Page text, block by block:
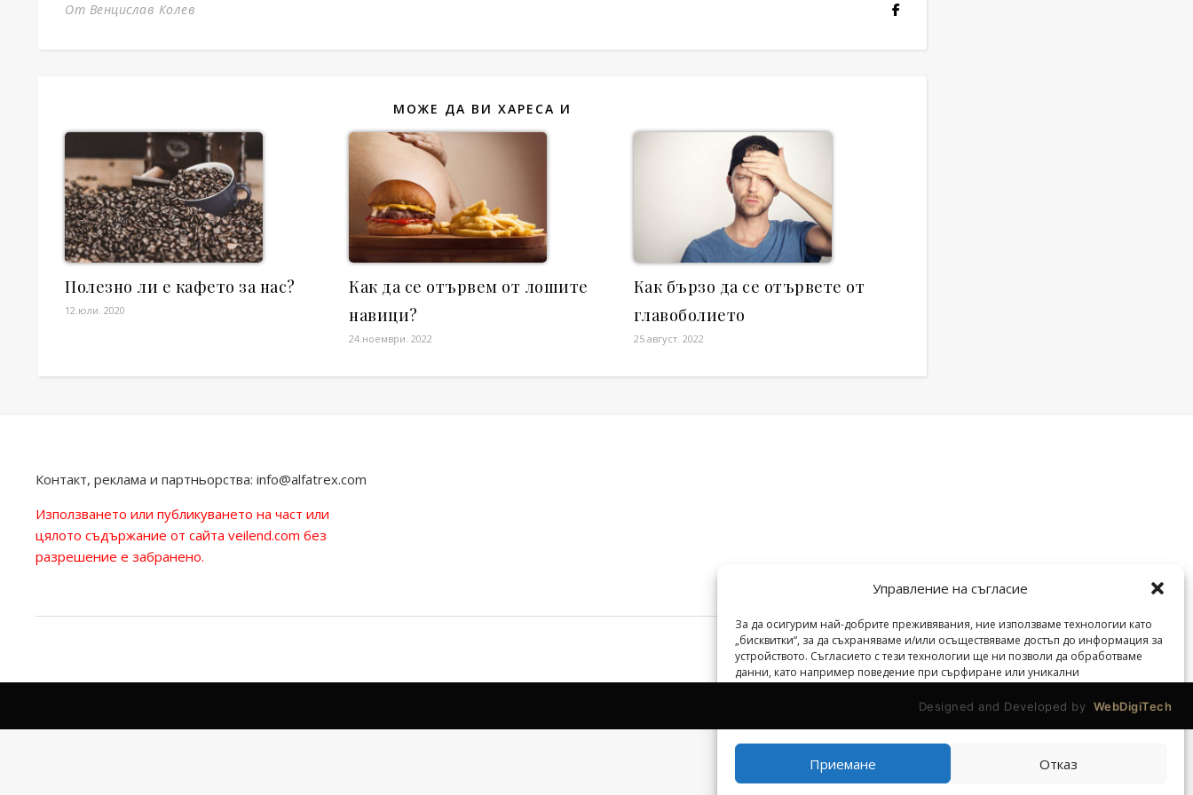
Управление на съгласие
За да осигурим най-добрите преживявания, ние използваме технологии като
„бисквитки“, за да съхраняваме и/или осъществяваме достъп до информация за
устройството. Съгласието с тези технологии ще ни позволи да обработваме
данни, като например поведение при сърфиране или уникални
да повлияе неблагоприятно на определени функции.
Приемане Отказ
От Венцислав Колев
МОЖЕ ДА ВИ ХАРЕСА И
Полезно ли е кафето за нас?
12.юли. 2020
Как да се отървем от лошите
навици?
24.ноември. 2022
Как бързо да се отървете от
главоболието
25.август. 2022
Контакт, реклама и партньорства: info@alfatrex.com
Използването или публикуването на част или
цялото съдържание от сайта veilend.com без
разрешение е забранено.
veilend.com © Всички права запазени. | 2026 ©
Designed and Developed by WebDigiTech